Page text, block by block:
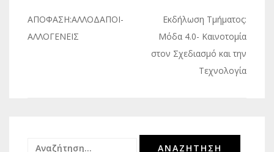
Πλοήγηση
άρθρων
ΑΠΟΦΑΣΗ:ΑΛΛΟΔΑΠΟΙ-
ΑΛΛΟΓΕΝΕΙΣ
Εκδήλωση Τμήματος:
Μόδα 4.0- Καινοτομία
στον Σχεδιασμό και την
Τεχνολογία
Αναζήτηση